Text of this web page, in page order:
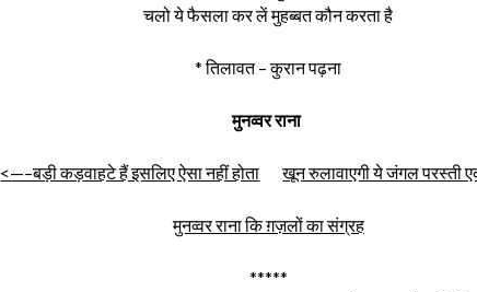
चलो ये फैसला कर लें मुहब्बत कौन करता है
* तिलावत – कुरान पढ़ना
मुनव्वर राना
<—–बड़ी कड़वाहटे हैं इसलिए ऐसा नहीं होता खून रुलावाएगी ये जंगल परस्ती
मुनव्वर राना कि ग़ज़लों का संग्रह
*****